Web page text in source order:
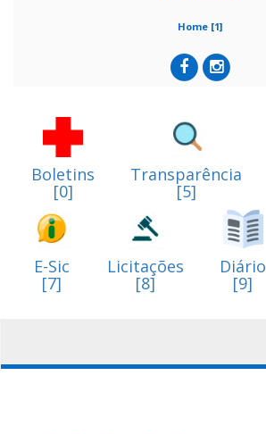
Home [1]
Boletins
[0]
Transparência
[5]
E-Sic
[7]
Licitações
[8]
Diário
[9]